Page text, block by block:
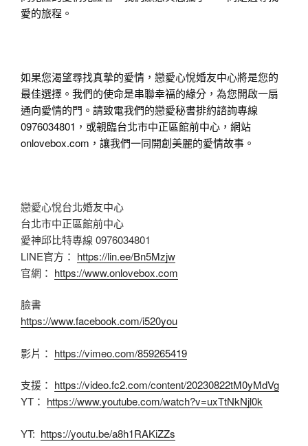
愛的旅程。
如果您渴望尋找真摯的愛情，戀愛心悅婚友中心將是您的
最佳選擇。我們的使命是串聯幸福的緣分，為您開啟一扇
通向愛情的門。請致電我們的戀愛秘書排約諮詢專線
0976034801，或親臨台北市中正區館前中心，網站
onlovebox.com，讓我們一同開創美麗的愛情故事。
戀愛心悅台北婚友中心
台北市中正區館前中心
愛神邱比特專線 0976034801
LINE官方： https://lin.ee/Bn5Mzjw
官網： https://www.onlovebox.com
臉書
https://www.facebook.com/i520you
影片： https://vimeo.com/859265419
支援： https://video.fc2.com/content/20230822tM0yMdVg
YT： https://www.youtube.com/watch?v=uxTtNkNjl0k
YT: https://youtu.be/a8h1RAKiZZs